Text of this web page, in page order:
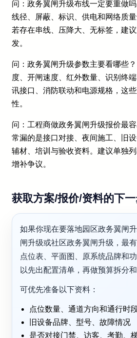
问：政务翼闸升级布线一定要重做
线径、屏蔽、标识、供电和网络质
若存在串线、压降大、无标签，建
发。
问：政务翼闸升级参数主要看哪些
度、开闸速度、红外数量、识别终
讯接口、消防联动和电源规格，这
性。
问：工程商做政务翼闸升级报价最
常漏的是接口对接、夜间施工、旧设
辅材、培训与验收资料。建议单独
增补争议。
获取方案/报价/资料的下
如果你现在要落地园区政务翼闸
闸升级或社区政务翼闸升级，最
点位表、平面图、原系统品牌和
以先出配置清单，再做预算拆分和
可优先准备以下资料：
点位数量、通道方向和通行时
旧设备品牌、型号、故障情况
是否对接门禁、访客、考勤、